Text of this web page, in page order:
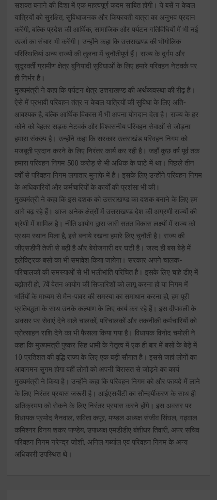
सशक्त बनाने की दिशा में एक महत्वपूर्ण कदम साबित होंगी। ये बसें न केवल
यात्रियों को सुरक्षित, सुविधाजनक और किफायती यात्रा का अनुभव प्रदान
करेंगी, बल्कि प्रदेश की आर्थिक, सामाजिक और पर्यटन गतिविधियों में भी नई
ऊर्जा का संचार भी करेंगी। उन्होंने कहा कि उत्तराखण्ड की भौगोलिक
परिस्थितियां अन्य राज्यों की तुलना में चुनौतीपूर्ण हैं। राज्य के दुर्गम और
सुदूरवर्ती ग्रामीण क्षेत्र बुनियादी सुविधाओं के लिए हमारे परिवहन नेटवर्क पर
ही निर्भर हैं।
मुख्यमंत्री ने कहा कि पर्यटन क्षेत्र उत्तराखण्ड की अर्थव्यवस्था की रीढ़ हैं।
ऐसे में प्रभावी परिवहन तंत्र न केवल यात्रियों की सुविधा के लिए अति-
आवश्यक है, बल्कि आर्थिक विकास में भी अपना योगदान देता है। राज्य के हर
कोने को बेहतर सड़क नेटवर्क और विश्वसनीय परिवहन सेवाओं से जोड़ना
हमारा संकल्प है। उन्होंने कहा कि सरकार उत्तराखंड परिवहन निगम को
मजबूती प्रदान करने के लिए निरंतर कार्य कर रही है। जहाँ कुछ वर्ष पूर्व तक
हमारा परिवहन निगम 500 करोड़ से भी अधिक के घाटे में था। पिछले तीन
वर्षों से परिवहन निगम लगातार मुनाफे में है। इसके लिए उन्होंने परिवहन निगम
के अधिकारियों और कर्मचारियों के कार्यों की प्रशंसा भी की।
मुख्यमंत्री ने कहा कि इस दशक को उत्तराखण्ड का दशक बनाने के लिए हम
आगे बढ़ रहे हैं। आज अनेक क्षेत्रों में उत्तराखण्ड देश की अग्रणी राज्यों की
श्रेणी में शामिल है। नीति आयोग द्वारा जारी सतत विकास लक्ष्यों में राज्य को
प्रथम स्थान मिला है, इसे बनाये रखना हमारे लिए चुनौती है। राज्य की
जीएसडीपी तेजी से बढ़ी है और बेरोजगारी दर घटी है। जल्द ही बस बेड़े में
इलेक्ट्रिक बसों का भी समावेश किया जायेगा। सरकार अपने चालक-
परिचालकों की समस्याओं से भी भलीभांति परिचित है। इसके लिए चाहे डीए में
बढ़ोतरी हो, 7वें वेतन आयोग की सिफारिशों को लागू करना हो या निगम में
भर्तियों के माध्यम से मैन-पावर की समस्या का समाधान करना हो, हम पूरी
प्रतिबद्धता के साथ उनके कल्याण के लिए कार्य कर रहे हैं। इस दीपावली के
अवसर पर सेवाएं देने वाले चालकों, परिचालकों और तकनीकी कर्मचारियों को
प्रोत्साहन राशि देने का भी फैसला किया गया है। विधायक विनोद चमोली ने
कहा कि मुख्यमंत्री पुष्कर सिंह धामी के नेतृत्व में एक ही बार में बसों के बेड़े में
10 प्रतिशत की वृद्धि राज्य के लिए एक बड़ी सौगात है। इससे जहां लोगों का
आवागमन सुगम होगा वहीं लोगों को अपनी विरासत से जोड़ने का कार्य
मुख्यमंत्री ने किया है। उन्होंने कहा कि परिवहन निगम को और फायदे में लाने
के लिए निरंतर प्रयास जरूरी है। आईएसबीटी का सौन्दर्यीकरण के साथ ही
अतिक्रमण को रोकने के लिए निरंतर प्रयास करने होंगे। इस अवसर पर
विधायक प्रमोद नैनवाल, सविता कपूर, मण्डल अध्यक्ष संजीव सिंघल, गढ़वाल
कमिश्नर विनय शंकर पाण्डेय, उपाध्यक्ष एमडीडीए बंशीधर तिवारी, अपर सचिव
परिवहन निगम नरेन्द्र जोशी, अनिल गर्ब्याल एवं परिवहन निगम के अन्य
अधिकारी उपस्थित थे।